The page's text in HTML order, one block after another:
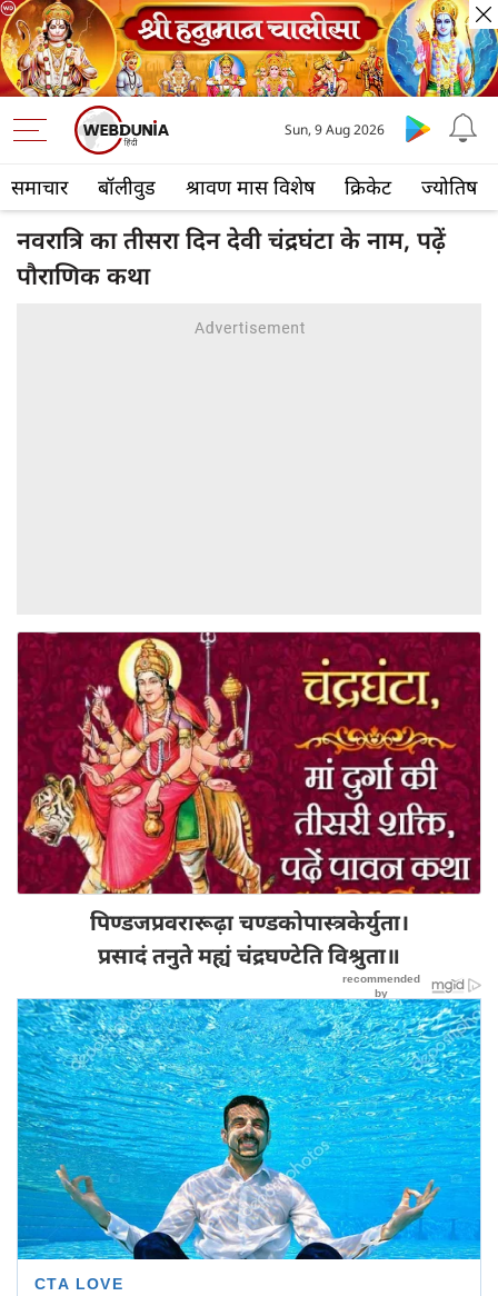
समाचार बॉलीवुड श्रावण मास विशेष क्रिकेट ज्योतिष
Sun, 9 Aug 2026
नवरात्रि का तीसरा दिन देवी चंद्रघंटा के नाम, पढ़ें
पौराणिक कथा
पिण्डजप्रवरारूढ़ा चण्डकोपास्त्रकेर्युता।
प्रसादं तनुते मह्यं चंद्रघण्टेति विश्रुता॥